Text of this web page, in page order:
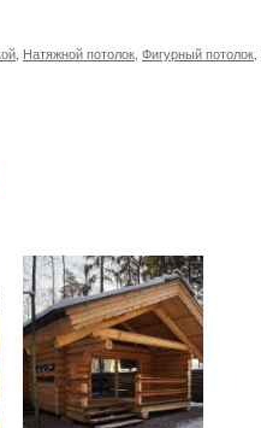
Натяжной потолок Фигурный потолок